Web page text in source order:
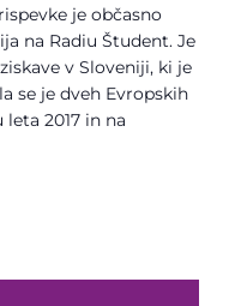
je občasno
na Radiu Študent. Je
v Sloveniji, ki je
se je dveh Evropskih
2017 in na